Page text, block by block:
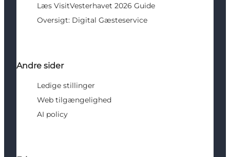
Læs VisitVesterhavet 2026 Guide
Oversigt: Digital Gæsteservice
Andre sider
Ledige stillinger
Web tilgængelighed
AI policy